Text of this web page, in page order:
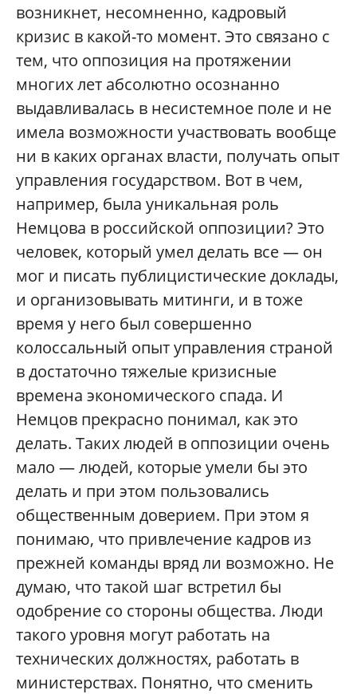
возникнет, несомненно, кадровый
кризис в какой-то момент. Это связано с
тем, что оппозиция на протяжении
многих лет абсолютно осознанно
выдавливалась в несистемное поле и не
имела возможности участвовать вообще
ни в каких органах власти, получать опыт
управления государством. Вот в чем,
например, была уникальная роль
Немцова в российской оппозиции? Это
человек, который умел делать все — он
мог и писать публицистические доклады,
и организовывать митинги, и в тоже
время у него был совершенно
колоссальный опыт управления страной
в достаточно тяжелые кризисные
времена экономического спада. И
Немцов прекрасно понимал, как это
делать. Таких людей в оппозиции очень
мало — людей, которые умели бы это
делать и при этом пользовались
общественным доверием. При этом я
понимаю, что привлечение кадров из
прежней команды вряд ли возможно. Не
думаю, что такой шаг встретил бы
одобрение со стороны общества. Люди
такого уровня могут работать на
технических должностях, работать в
министерствах. Понятно, что сменить